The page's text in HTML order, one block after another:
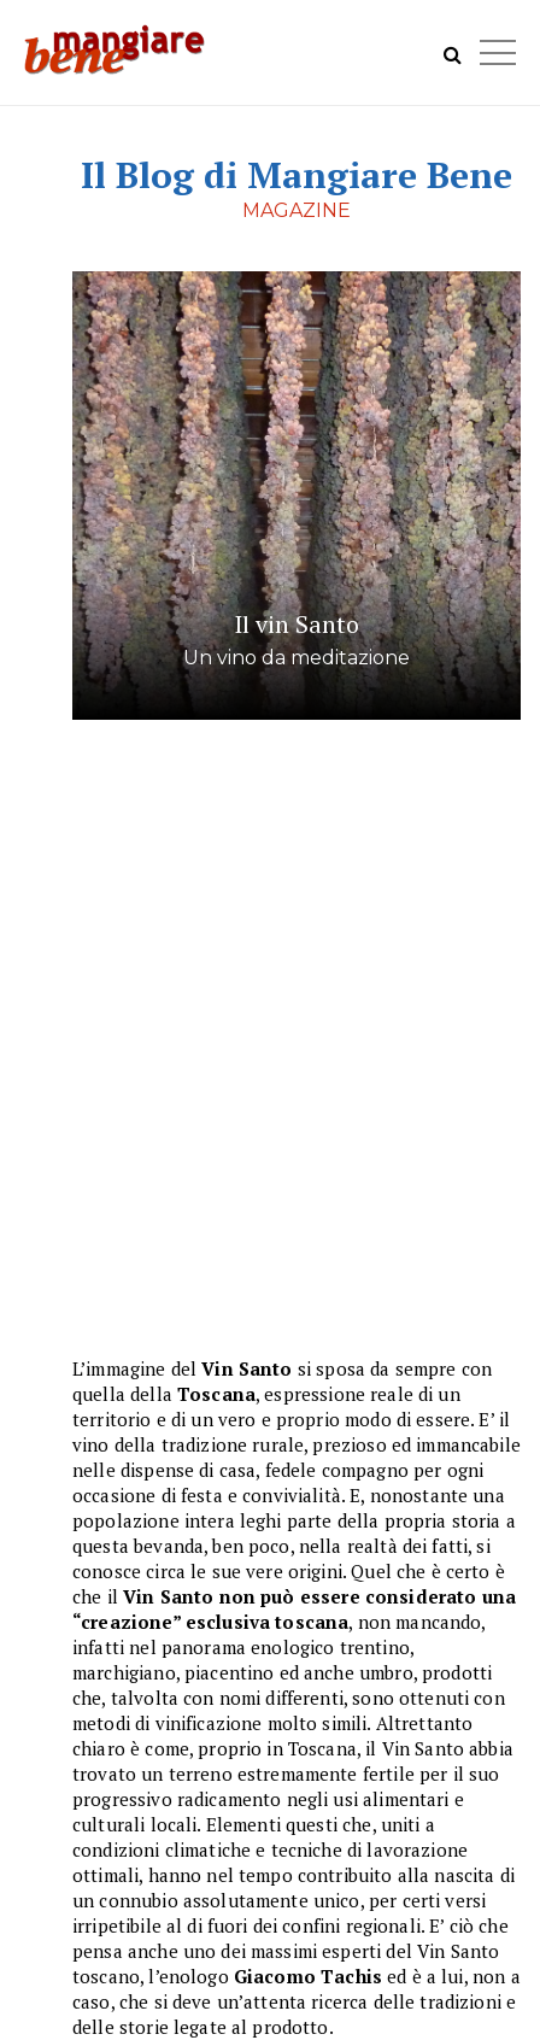
Il Blog di Mangiare Bene
MAGAZINE
Il vin Santo
Un vino da meditazione
L’immagine delVin Santo si sposa da sempre con
quella della Toscana, espressione reale di un
territorio e di un vero e proprio modo di essere. E’ il
vino della tradizione rurale, prezioso ed immancabile
nelle dispense di casa, fedele compagno per ogni
occasione di festa e convivialità. E, nonostante una
popolazione intera leghi parte della propria storia a
questa bevanda, ben poco, nella realtà dei fatti, si
conosce circa le sue vere origini. Quel che è certo è
che ilVin Santo non può essere considerato una
“creazione” esclusiva toscana, non mancando,
infatti nel panorama enologico trentino,
marchigiano, piacentino ed anche umbro, prodotti
che, talvolta con nomi differenti, sono ottenuti con
metodi di vinificazione molto simili. Altrettanto
chiaro è come, proprio in Toscana, il Vin Santo abbia
trovato un terreno estremamente fertile per il suo
progressivo radicamento negli usi alimentari e
culturali locali. Elementi questi che, uniti a
condizioni climatiche e tecniche di lavorazione
ottimali, hanno nel tempo contribuito alla nascita di
un connubio assolutamente unico, per certi versi
irripetibile al di fuori dei confini regionali. E’ ciò che
pensa anche uno dei massimi esperti del Vin Santo
toscano, l’enologo Giacomo Tachis ed è a lui, non a
caso, che si deve un’attenta ricerca delle tradizioni e
delle storie legate al prodotto.